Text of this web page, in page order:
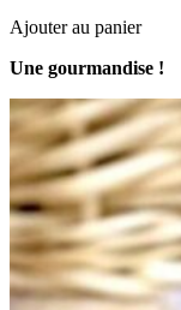
Ajouter au panier
Une gourmandise !